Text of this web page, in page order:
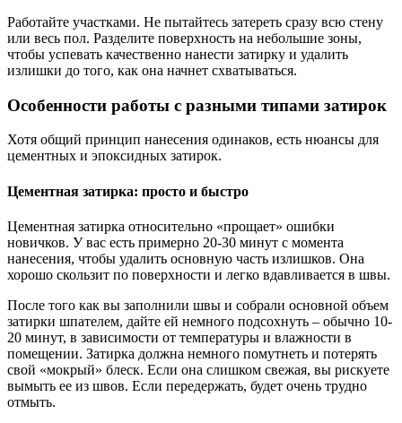
Работайте участками. Не пытайтесь затереть сразу всю стену
или весь пол. Разделите поверхность на небольшие зоны,
чтобы успевать качественно нанести затирку и удалить
излишки до того, как она начнет схватываться.
Особенности работы с разными типами затирок
Хотя общий принцип нанесения одинаков, есть нюансы для
цементных и эпоксидных затирок.
Цементная затирка: просто и быстро
Цементная затирка относительно «прощает» ошибки
новичков. У вас есть примерно 20-30 минут с момента
нанесения, чтобы удалить основную часть излишков. Она
хорошо скользит по поверхности и легко вдавливается в швы.
После того как вы заполнили швы и собрали основной объем
затирки шпателем, дайте ей немного подсохнуть – обычно 10-
20 минут, в зависимости от температуры и влажности в
помещении. Затирка должна немного помутнеть и потерять
свой «мокрый» блеск. Если она слишком свежая, вы рискуете
вымыть ее из швов. Если передержать, будет очень трудно
отмыть.